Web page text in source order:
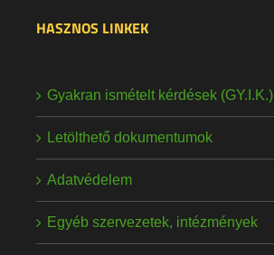
HASZNOS LINKEK
Gyakran ismételt kérdések (GY.I.K.)
Letölthető dokumentumok
Adatvédelem
Egyéb szervezetek, intézmények